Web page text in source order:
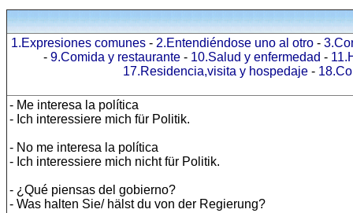
1.Expresiones comunes- 2.Entendiéndose uno al otro-
- 9.Comida y restaurante - 10.Salud y enfermedad -
17.Residencia,visita y hospedaje-
- Me interesa la política
- Ich interessiere mich für Politik.
- No me interesa la política
- Ich interessiere mich nicht für Politik.
- ¿Qué piensas del gobierno?
- Was halten Sie/ hälst du von der Regierung?